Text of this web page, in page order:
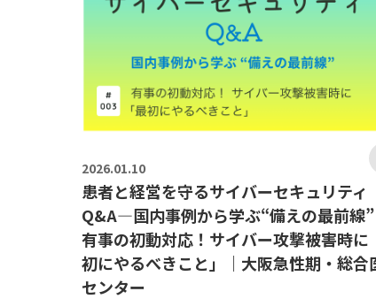
2026.01.10
患者と経営を守るサイバーセキュリティ
Q&A―国内事例から学ぶ“備えの最前線”
有事の初動対応！サイバー攻撃被害時に
初にやるべきこと」｜大阪急性期・総合
センター